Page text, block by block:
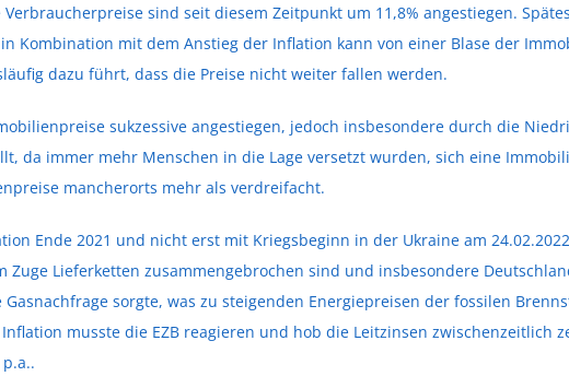
sind seit diesem Zeitpunkt um 11,8% angestiegen.
Kombination mit dem Anstieg der Inflation kann von einer Blase der
dazu führt, dass die Preise nicht weiter fallen werden.
sukzessive angestiegen, jedoch insbesondere durch die
da immer mehr Menschen in die Lage versetzt wurden, sich eine
mancherorts mehr als verdreifacht.
Ende 2021 und nicht erst mit Kriegsbeginn in der Ukraine am
Lieferketten zusammengebrochen sind und insbesondere
sorgte, was zu steigenden Energiepreisen der fossilen
musste die EZB reagieren und hob die Leitzinsen zwischenzeitlich